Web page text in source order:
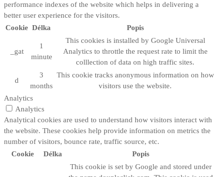
performance indexes of the website which helps in delivering a
better user experience for the visitors.
Cookie Délka Popis
_gat
1
minute
This cookies is installed by Google Universal
Analytics to throttle the request rate to limit the
colllection of data on high traffic sites.
d
3
months
This cookie tracks anonymous information on how
visitors use the website.
Analytics
Analytics
Analytical cookies are used to understand how visitors interact with
the website. These cookies help provide information on metrics the
number of visitors, bounce rate, traffic source, etc.
Cookie
Délka Popis
This cookie is set by Google and stored under